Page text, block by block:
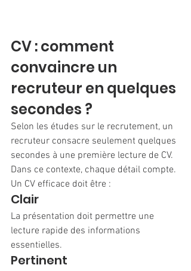
CV : comment
convaincre un
recruteur en quelques
secondes ?
Selon les études sur le recrutement, un
recruteur consacre seulement quelques
secondes à une première lecture de CV.
Dans ce contexte, chaque détail compte.
Un CV efficace doit être :
Clair
La présentation doit permettre une
lecture rapide des informations
essentielles.
Pertinent